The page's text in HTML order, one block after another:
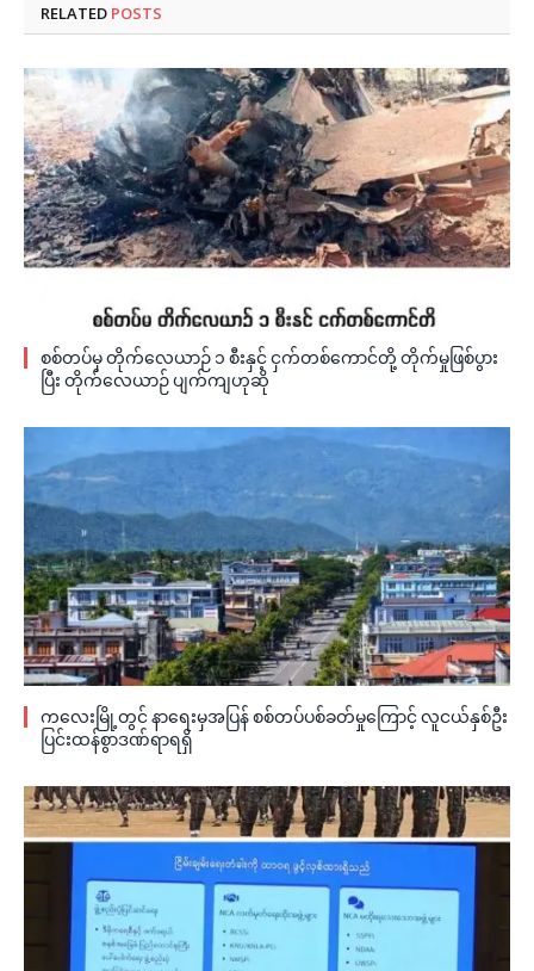
RELATED POSTS
စစ်တပ်မှ တိုက်လေယာဉ် ၁ စီးနှင့် ငှက်တစ်ကောင်တို့ တိုက်မှုဖြစ်ပွား
ပြီး တိုက်လေယာဉ် ပျက်ကျဟုဆို
ကလေးမြို့တွင် နာရေးမှအပြန် စစ်တပ်ပစ်ခတ်မှုကြောင့် လူငယ်နှစ်ဦး
ပြင်းထန်စွာဒဏ်ရာရရှိ